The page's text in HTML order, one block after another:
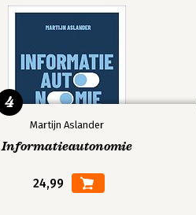
Martijn Aslander
Informatieautonomie
24,99
4